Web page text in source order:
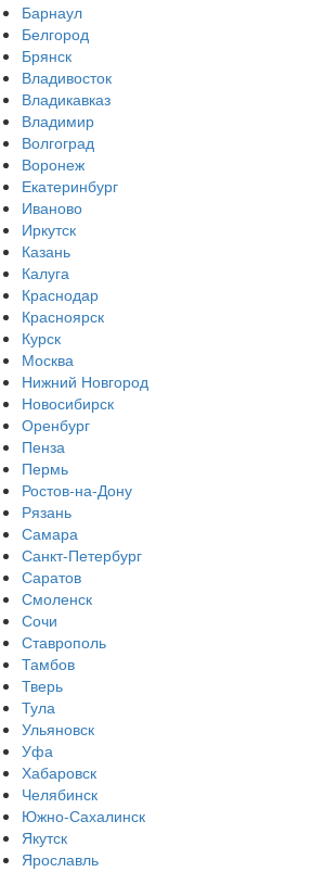
Барнаул
Белгород
Брянск
Владивосток
Владикавказ
Владимир
Волгоград
Воронеж
Екатеринбург
Иваново
Иркутск
Казань
Калуга
Краснодар
Красноярск
Курск
Москва
Нижний Новгород
Новосибирск
Оренбург
Пенза
Пермь
Ростов-на-Дону
Рязань
Самара
Санкт-Петербург
Саратов
Смоленск
Сочи
Ставрополь
Тамбов
Тверь
Тула
Ульяновск
Уфа
Хабаровск
Челябинск
Южно-Сахалинск
Якутск
Ярославль